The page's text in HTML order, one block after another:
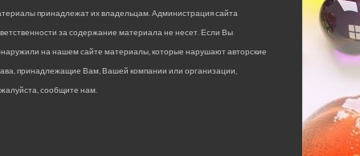
принадлежат их владельцам. Администрация сайта
за содержание материала не несет. Если Вы
на нашем сайте материалы, которые нарушают авторские
принадлежащие Вам, Вашей компании или организации,
сообщите нам.